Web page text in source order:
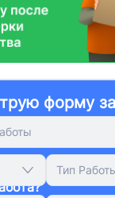
форму
Тип